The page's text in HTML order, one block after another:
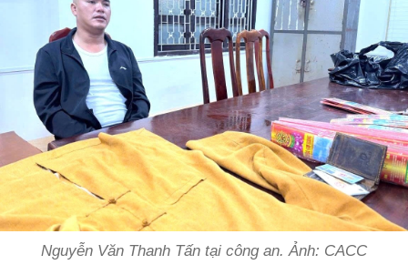
Nguyễn Văn Thanh Tấn tại công an. Ảnh: CACC